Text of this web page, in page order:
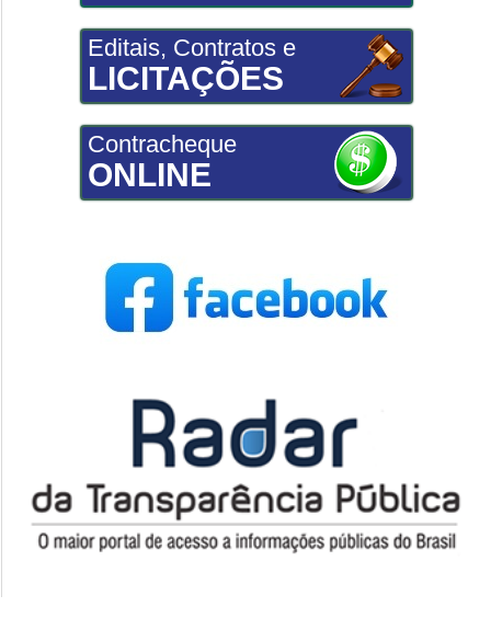
Editais, Contratos e
LICITAÇÕES
Contracheque
ONLINE